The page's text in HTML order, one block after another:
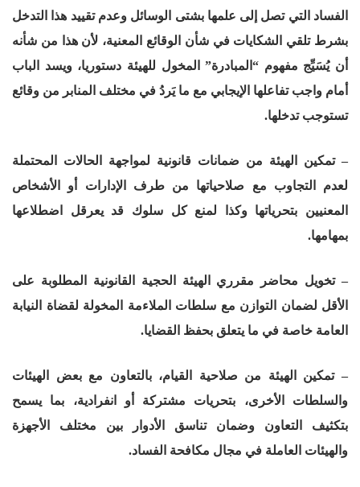
الفساد التي تصل إلى علمها بشتى الوسائل وعدم تقييد هذا التدخل
بشرط تلقي الشكايات في شأن الوقائع المعنية، لأن هذا من شأنه
أن يُسَيِّج مفهوم “المبادرة” المخول للهيئة دستوريا، ويسد الباب
أمام واجب تفاعلها الإيجابي مع ما يَردُ في مختلف المنابر من وقائع
تستوجب تدخلها.
– تمكين الهيئة من ضمانات قانونية لمواجهة الحالات المحتملة
لعدم التجاوب مع صلاحياتها من طرف الإدارات أو الأشخاص
المعنيين بتحرياتها وكذا لمنع كل سلوك قد يعرقل اضطلاعها
بمهامها.
– تخويل محاضر مقرري الهيئة الحجية القانونية المطلوبة على
الأقل لضمان التوازن مع سلطات الملاءمة المخولة لقضاة النيابة
العامة خاصة في ما يتعلق بحفظ القضايا.
– تمكين الهيئة من صلاحية القيام، بالتعاون مع بعض الهيئات
والسلطات الأخرى، بتحريات مشتركة أو انفرادية، بما يسمح
بتكثيف التعاون وضمان تناسق الأدوار بين مختلف الأجهزة
والهيئات العاملة في مجال مكافحة الفساد.